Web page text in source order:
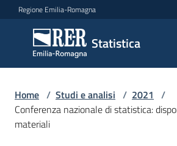
Vai al contenuto
Vai alla navigazione
Vai al footer
Regione Emilia-Romagna
Statistica
Statistica
Novità
Home / Studi e analisi / 2021 /
Conferenza nazionale di statistica:
materiali